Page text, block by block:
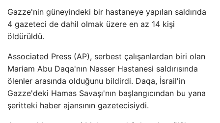
Gazze'nin güneyindeki bir hastaneye yapılan saldırıda
4 gazeteci de dahil olmak üzere en az 14 kişi
öldürüldü.
Associated Press (AP), serbest çalışanlardan biri olan
Mariam Abu Daqa'nın Nasser Hastanesi saldırısında
ölenler arasında olduğunu bildirdi. Daqa, İsrail'in
Gazze'deki Hamas Savaşı'nın başlangıcından bu yana
şeritteki haber ajansının gazetecisiydi.